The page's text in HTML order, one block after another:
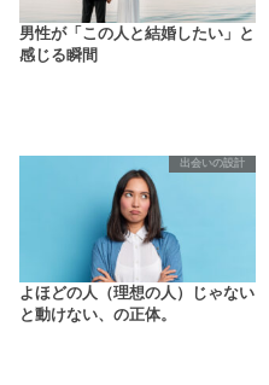
男性が「この人と結婚したい」と
感じる瞬間
出会いの設計
よほどの人（理想の人）じゃない
と動けない、の正体。